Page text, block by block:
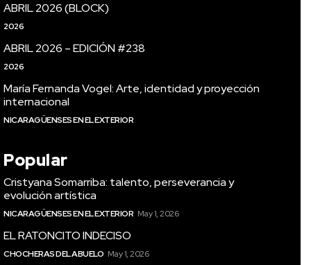
ABRIL 2026 (BLOCK)
2026
ABRIL 2026 – EDICIÓN #238
2026
María Fernanda Vogel: Arte, identidad y proyección
internacional
NICARAGÜENSES EN EL EXTERIOR
Popular
Cristyana Somarriba: talento, perseverancia y
evolución artística
NICARAGÜENSES EN EL EXTERIOR May 1, 2026
EL RATONCITO INDECISO
CHOCHERAS DEL ABUELO May 1, 2026